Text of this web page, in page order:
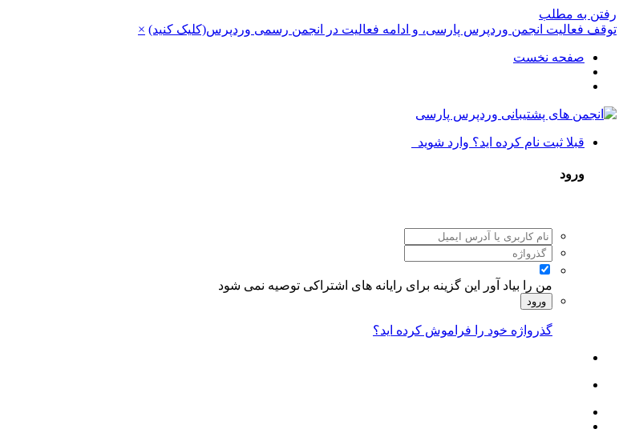
رفتن به مطلب
توقف فعالیت انجمن وردپرس پارسی، و ادامه فعالیت در انجمن رسمی وردپرس(کلیک کنید) ×
صفحه نخست
قبلا ثبت نام کرده اید؟ وارد شوید
ورود
من را بیاد آور این گزینه برای رایانه های اشتراکی توصیه نمی شود
ورود
گذرواژه خود را فراموش کرده اید؟